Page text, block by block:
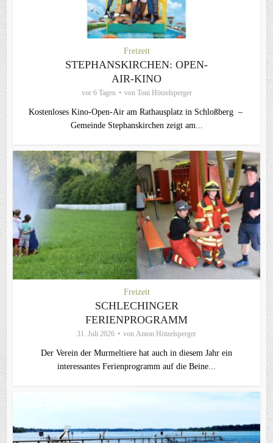
Freizeit
STEPHANSKIRCHEN: OPEN-
AIR-KINO
vor 6 Tagen von Toni Hötzelsperger
Kostenloses Kino-Open-Air am Rathausplatz in Schloßberg –
Gemeinde Stephanskirchen zeigt am...
Freizeit
SCHLECHINGER
FERIENPROGRAMM
31. Juli 2026 von Anton Hötzelsperger
Der Verein der Murmeltiere hat auch in diesem Jahr ein
interessantes Ferienprogramm auf die Beine...